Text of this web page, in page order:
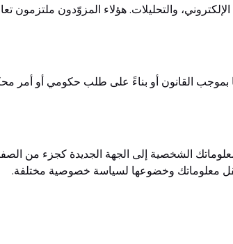
والتحليلات. هؤلاء المزوّدون ملتزمون
القانون أو بناءً على طلب حكومي أو أمر
الشخصية إلى الجهة الجديدة كجزء من
معلوماتك وخضوعها لسياسة خصوصية مختلفة.